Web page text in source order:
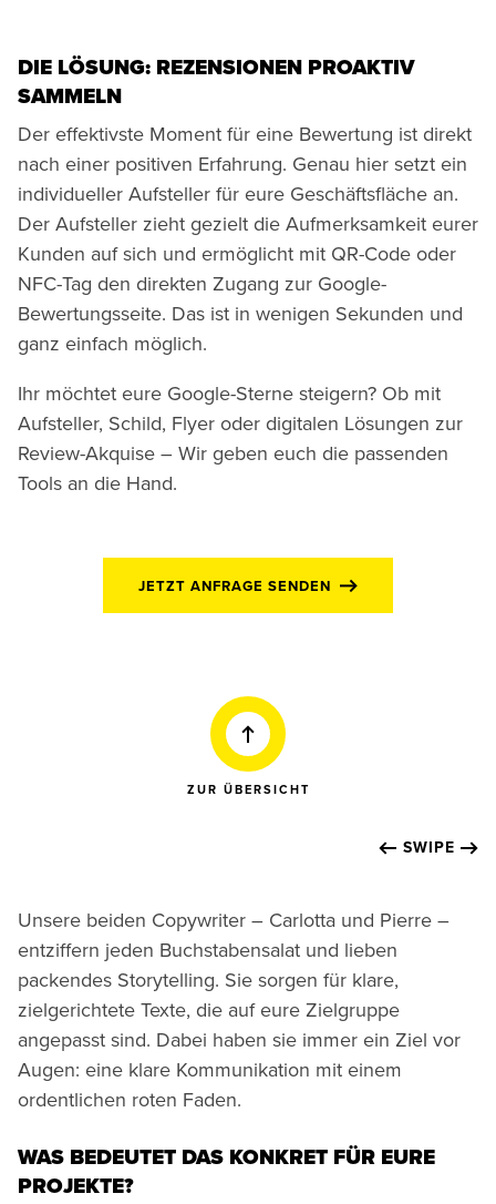
DIE LÖSUNG: REZENSIONEN PROAKTIV
SAMMELN
Der effektivste Moment für eine Bewertung ist direkt
nach einer positiven Erfahrung. Genau hier setzt ein
individueller Aufsteller für eure Geschäftsfläche an.
Der Aufsteller zieht gezielt die Aufmerksamkeit eurer
Kunden auf sich und ermöglicht mit QR-Code oder
NFC-Tag den direkten Zugang zur Google-
Bewertungsseite. Das ist in wenigen Sekunden und
ganz einfach möglich.
Ihr möchtet eure Google-Sterne steigern? Ob mit
Aufsteller, Schild, Flyer oder digitalen Lösungen zur
Review-Akquise – Wir geben euch die passenden
Tools an die Hand.
JETZT ANFRAGE SENDEN
ZUR ÜBERSICHT
SWIPE
Unsere beiden Copywriter – Carlotta und Pierre –
entziffern jeden Buchstabensalat und lieben
packendes Storytelling. Sie sorgen für klare,
zielgerichtete Texte, die auf eure Zielgruppe
angepasst sind. Dabei haben sie immer ein Ziel vor
Augen: eine klare Kommunikation mit einem
ordentlichen roten Faden.
WAS BEDEUTET DAS KONKRET FÜR EURE
PROJEKTE?